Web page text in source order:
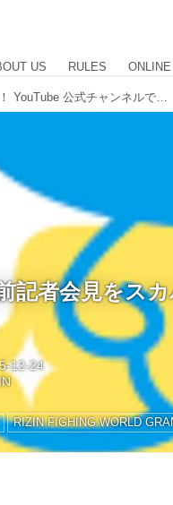
US RULES
記者会見をス
12-24
RIZIN FIGHING WORLD